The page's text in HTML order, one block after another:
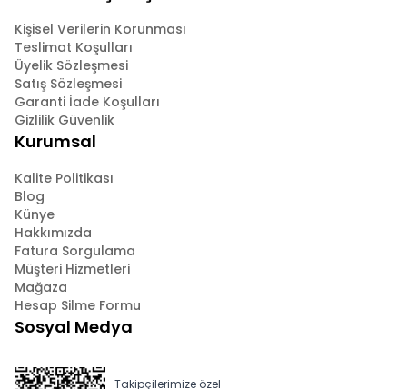
Kişisel Verilerin Korunması
Teslimat Koşulları
Üyelik Sözleşmesi
Satış Sözleşmesi
Garanti İade Koşulları
Gizlilik Güvenlik
Kurumsal
Kalite Politikası
Blog
Künye
Hakkımızda
Fatura Sorgulama
Müşteri Hizmetleri
Mağaza
Hesap Silme Formu
Sosyal Medya
Takipçilerimize özel